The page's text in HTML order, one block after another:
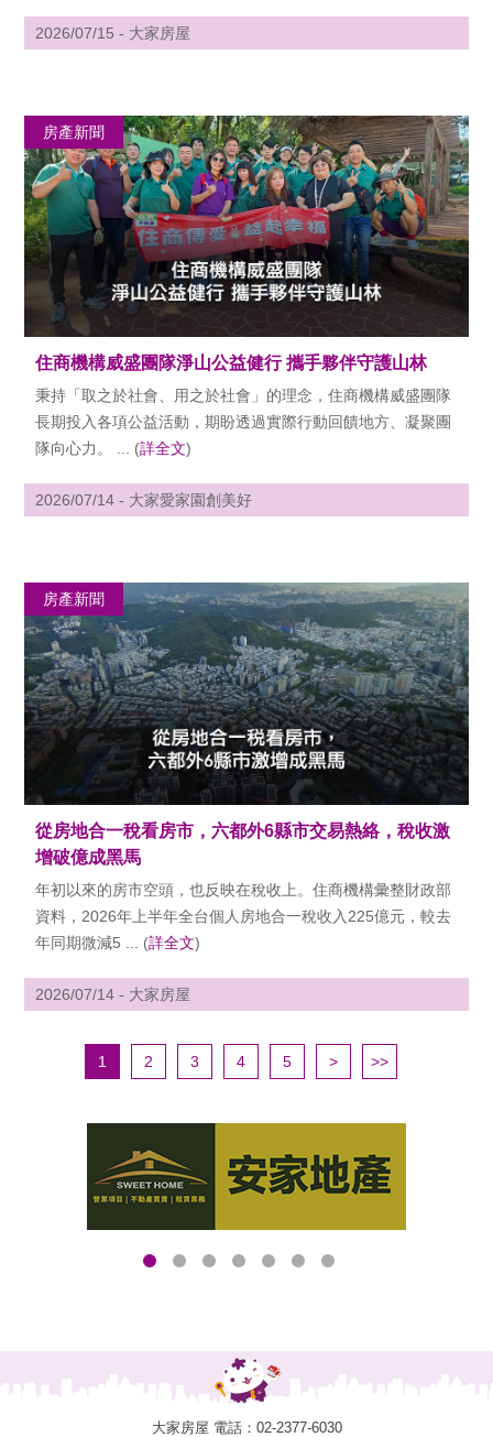
2026/07/15 - 大家房屋
房產新聞
住商機構威盛團隊淨山公益健行 攜手夥伴守護山林
秉持「取之於社會、用之於社會」的理念，住商機構威盛團隊
長期投入各項公益活動，期盼透過實際行動回饋地方、凝聚團
隊向心力。 ... (詳全文)
2026/07/14 - 大家愛家園創美好
房產新聞
從房地合一稅看房市，六都外6縣市交易熱絡，稅收激
增破億成黑馬
年初以來的房市空頭，也反映在稅收上。住商機構彙整財政部
資料，2026年上半年全台個人房地合一稅收入225億元，較去
年同期微減5 ... (詳全文)
2026/07/14 - 大家房屋
1 2 3 4 5 > >>
大家房屋 電話： 02-2377-6030